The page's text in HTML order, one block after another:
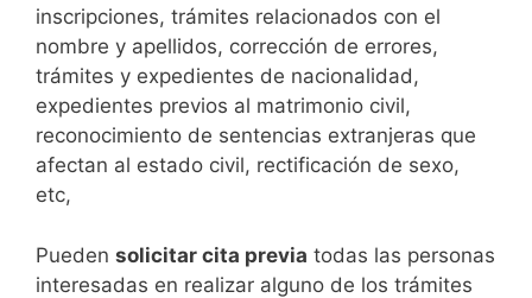
inscripciones, trámites relacionados con el
nombre y apellidos, corrección de errores,
trámites y expedientes de nacionalidad,
expedientes previos al matrimonio civil,
reconocimiento de sentencias extranjeras que
afectan al estado civil, rectificación de sexo,
etc,
​Pueden solicitar cita previa todas las personas
interesadas en realizar alguno de los trámites